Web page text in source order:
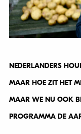
NEDERLANDERS
MAAR HOE ZIT HET
MAAR WE NU OOK
PROGRAMMA DE